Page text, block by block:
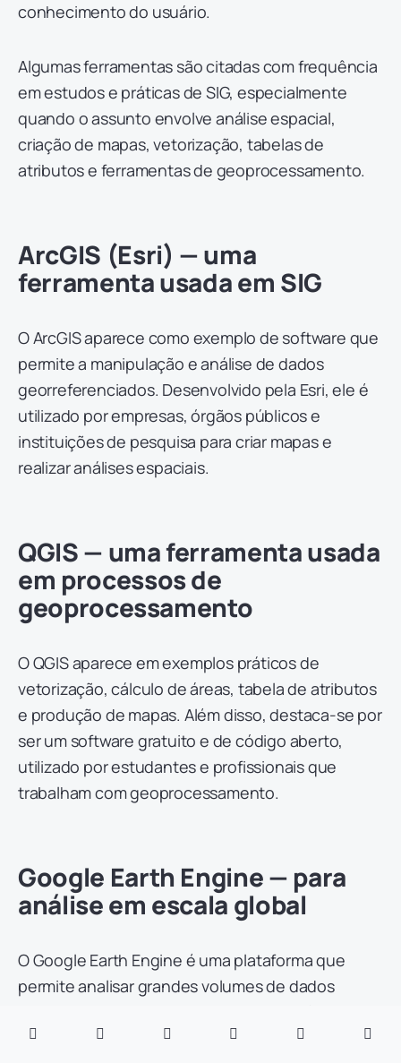
conhecimento do usuário.
Algumas ferramentas são citadas com frequência
em estudos e práticas de SIG, especialmente
quando o assunto envolve análise espacial,
criação de mapas, vetorização, tabelas de
atributos e ferramentas de geoprocessamento.
ArcGIS (Esri) — uma
ferramenta usada em SIG
O ArcGIS aparece como exemplo de software que
permite a manipulação e análise de dados
georreferenciados. Desenvolvido pela Esri, ele é
utilizado por empresas, órgãos públicos e
instituições de pesquisa para criar mapas e
realizar análises espaciais.
QGIS — uma ferramenta usada
em processos de
geoprocessamento
O QGIS aparece em exemplos práticos de
vetorização, cálculo de áreas, tabela de atributos
e produção de mapas. Além disso, destaca-se por
ser um software gratuito e de código aberto,
utilizado por estudantes e profissionais que
trabalham com geoprocessamento.
Google Earth Engine — para
análise em escala global
O Google Earth Engine é uma plataforma que
permite analisar grandes volumes de dados
mapas. Entre suas aplicações estão o